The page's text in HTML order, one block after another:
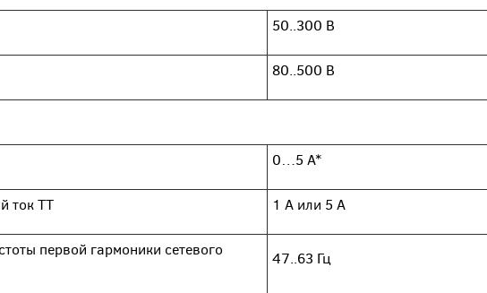
50..300 В
80..500 В
0…5 А*
ток ТТ 1 А или 5 А
первой гармоники сетевого
47..63 Гц